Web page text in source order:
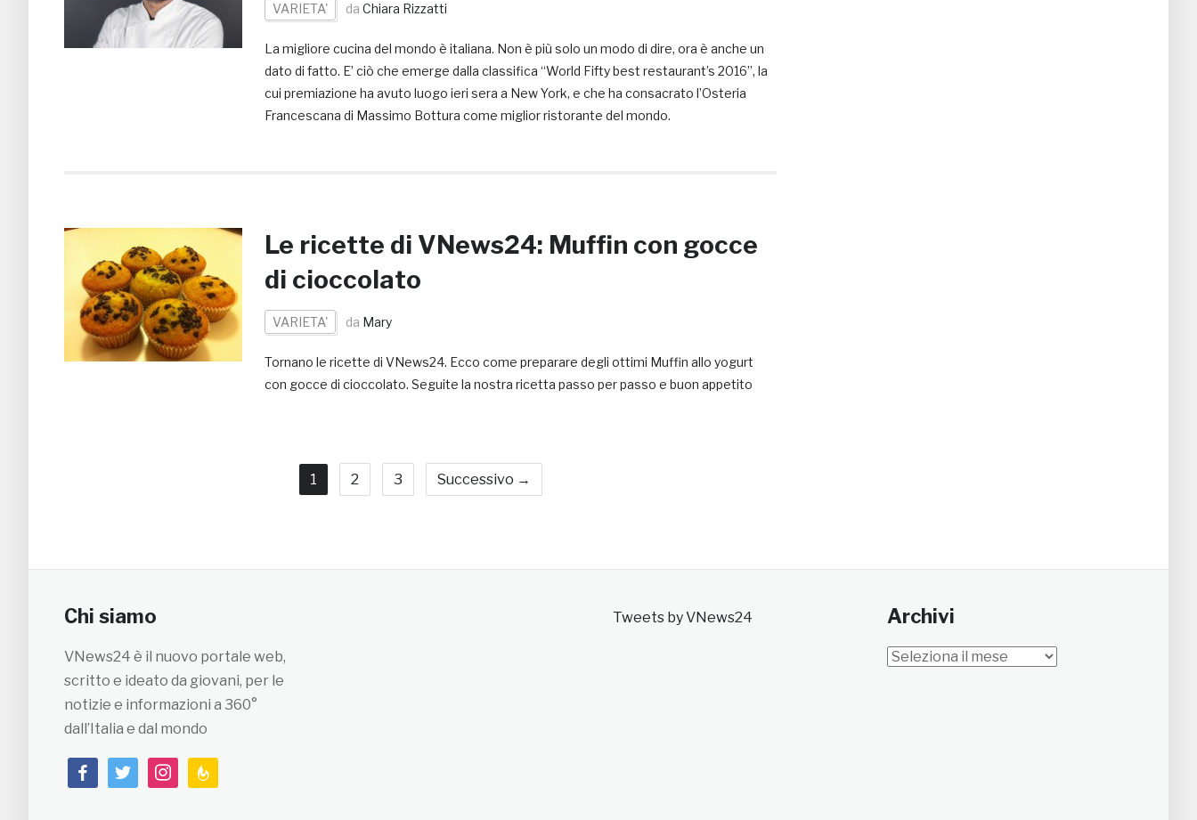
VARIETA' da Chiara Rizzatti
La migliore cucina del mondo è italiana. Non è più solo un modo di dire, ora è anche un
dato di fatto. E’ ciò che emerge dalla classifica “World Fifty best restaurant’s 2016”, la
cui premiazione ha avuto luogo ieri sera a New York, e che ha consacrato l’Osteria
Francescana di Massimo Bottura come miglior ristorante del mondo.
Le ricette di VNews24: Muffin con gocce
di cioccolato
VARIETA' da Mary
Tornano le ricette di VNews24. Ecco come preparare degli ottimi Muffin allo yogurt
con gocce di cioccolato. Seguite la nostra ricetta passo per passo e buon appetito
1 2 3 Successivo →
Chi siamo
VNews24 è il nuovo portale web,
scritto e ideato da giovani, per le
notizie e informazioni a 360°
dall’Italia e dal mondo
facebooktwitterinstagramfeedburner
Tweets by VNews24 Archivi
Archivi